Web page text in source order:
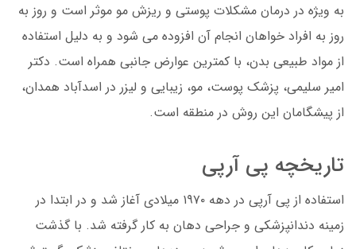
به ویژه در درمان مشکلات پوستی و ریزش مو موثر است و روز به
روز به افراد خواهان انجام آن افزوده می شود و به دلیل استفاده
از مواد طبیعی بدن، با کمترین عوارض جانبی همراه است. دکتر
امیر سلیمی، پزشک پوست، مو، زیبایی و لیزر در اسدآباد همدان،
از پیشگامان این روش در منطقه است.
تاریخچه پی آرپی
استفاده از پی آرپی در دهه ۱۹۷۰ میلادی آغاز شد و در ابتدا در
زمینه دندانپزشکی و جراحی دهان به کار گرفته شد. با گذشت